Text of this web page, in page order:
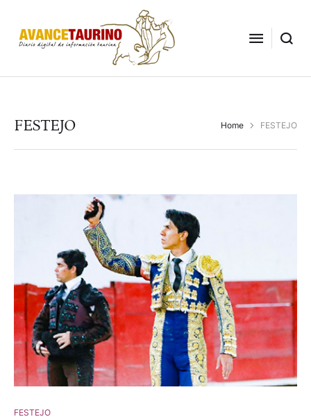
FESTEJO Home FESTEJO
FESTEJO